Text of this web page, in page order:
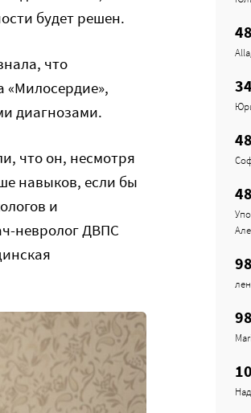
будет решен.
что
«Милосердие»,
диагнозами.
что он, несмотря
навыков, если бы
и
невролог ДВПС